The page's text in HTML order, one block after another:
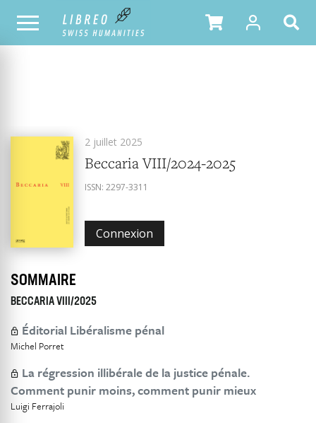
TOUS LES NUMÉROS Beccaria
2 juillet 2025
Beccaria VIII/2024-2025
ISSN: 2297-3311
Connexion
SOMMAIRE
BECCARIA VIII/2025
Éditorial Libéralisme pénal
Michel Porret
La régression illibérale de la justice pénale.
Comment punir moins, comment punir mieux
Luigi Ferrajoli